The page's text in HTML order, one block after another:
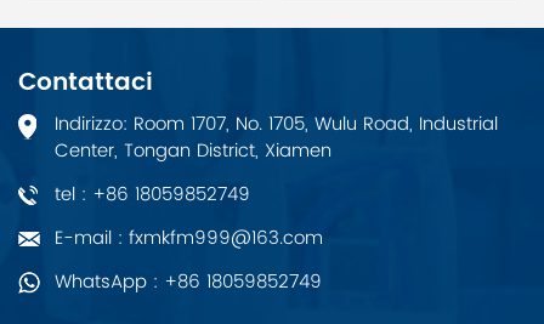
400H, CPU 417H Unità
centrale per S7-400H
4 interfacce: 1 MPI/DP, 1
DP e 2 per moduli di
sincronizzazione 20 MB
di memoria (10 MB
dati/10 programma
MB).
Contattaci
Indirizzo: Room 1707, No. 1705, Wulu Road, Industrial
Center, Tongan District, Xiamen
tel : +86 18059852749
E-mail : fxmkfm999@163.com
WhatsApp : +86 18059852749